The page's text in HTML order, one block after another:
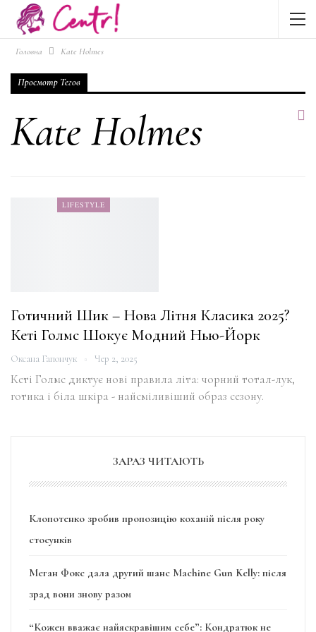
Головна Kate Holmes
Просмотр Тегов
Kate Holmes
LIFESTYLE
Готичний Шик – Нова Літня Класика 2025?
Кеті Голмс Шокує Модний Нью-Йорк
Оксана Гапончук Чер 2, 2025
Кеті Голмс диктує нові правила літа: чорний тотал-лук,
готика і біла шкіра - найсміливіший образ сезону.
ЗАРАЗ ЧИТАЮТЬ
Клопотенко зробив пропозицію коханій після року
стосунків
Меган Фокс дала другий шанс Machine Gun Kelly: після
зрад вони знову разом
“Кожен вважає найяскравішим себе”: Кондратюк не